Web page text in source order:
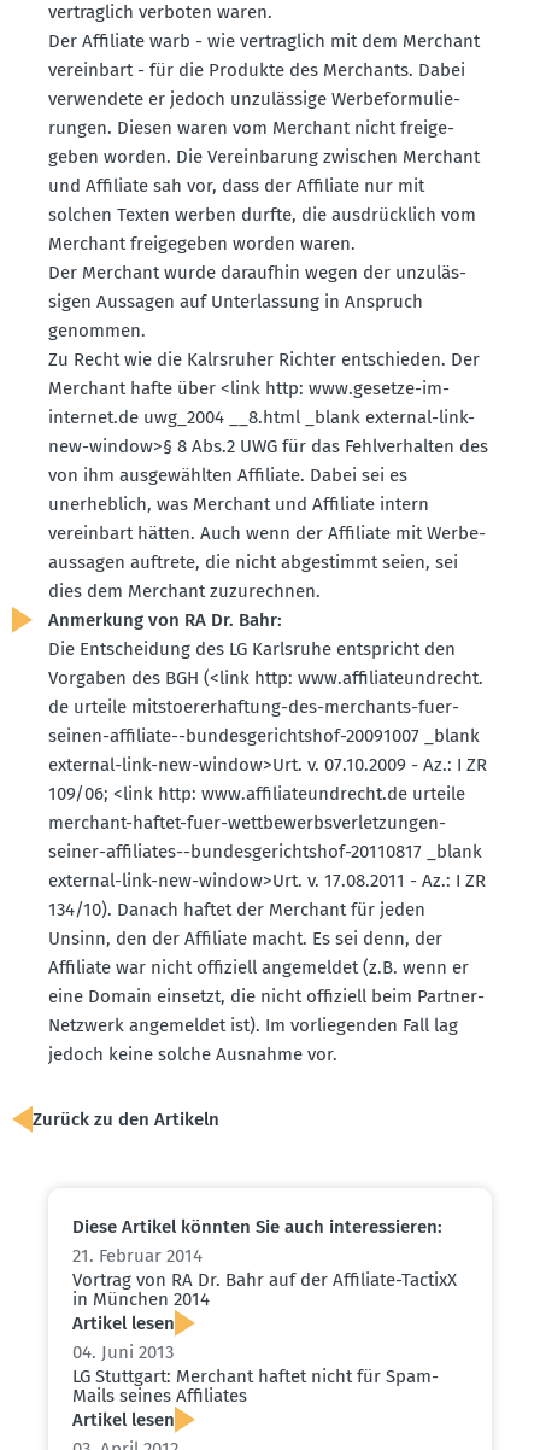
vertraglich verboten waren.
Der Affiliate warb - wie vertraglich mit dem Merchant
vereinbart - für die Produkte des Merchants. Dabei
verwendete er jedoch unzulässige Werbe­for­mu­lie­
rungen. Diesen waren vom Merchant nicht freige­
geben worden. Die Verein­barung zwischen Merchant
und Affiliate sah vor, dass der Affiliate nur mit
solchen Texten werben durfte, die ausdrücklich vom
Merchant freige­geben worden waren.
Der Merchant wurde daraufhin wegen der unzuläs­
sigen Aussagen auf Unter­lassung in Anspruch
genommen.
Zu Recht wie die Kalrs­ruher Richter entschieden. Der
Merchant hafte über <link http: www.​gesetze-​im-​
internet.​de uwg_2004 __8.​html _blank external-link-
new-window>§ 8 Abs.2 UWG für das Fehlver­halten des
von ihm ausge­wählten Affiliate. Dabei sei es
unerheblich, was Merchant und Affiliate intern
vereinbart hätten. Auch wenn der Affiliate mit Werbe­
aus­sagen auftrete, die nicht abgestimmt seien, sei
dies dem Merchant zuzurechnen.
Anmerkung von RA Dr. Bahr:
Die Entscheidung des LG Karlsruhe entspricht den
Vorgaben des BGH (<link http: www.​affilia­teund­recht.​
de urteile mitsto­er­er­haftung-des-merchants-fuer-
seinen-affiliate--bundes­ge­richtshof-20091007 _blank
external-link-new-window>Urt. v. 07.10.2009 - Az.: I ZR
109/06; <link http: www.​affilia­teund­recht.​de urteile
merchant-haftet-fuer-wettbe­werbs­ver­let­zungen-
seiner-affiliates--bundes­ge­richtshof-20110817 _blank
external-link-new-window>Urt. v. 17.08.2011 - Az.: I ZR
134/10). Danach haftet der Merchant für jeden
Unsinn, den der Affiliate macht. Es sei denn, der
Affiliate war nicht offiziell angemeldet (z.B. wenn er
eine Domain einsetzt, die nicht offiziell beim Partner-
Netzwerk angemeldet ist). Im vorlie­genden Fall lag
jedoch keine solche Ausnahme vor.
Zurück zu den Artikeln
Diese Artikel könnten Sie auch inter­es­sieren:
21. Februar 2014
Vortrag von RA Dr. Bahr auf der Affiliate-TactixX
in München 2014
Artikel lesen
04. Juni 2013
LG Stuttgart: Merchant haftet nicht für Spam-
Mails seines Affiliates
Artikel lesen